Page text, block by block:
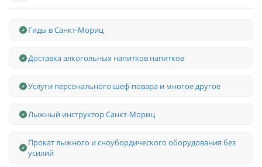
Гиды в Санкт-Мориц
Доставка алкогольных напитков напитков
Услуги персонального шеф-повара и многое другое
Лыжный инструктор Санкт-Мориц
Прокат лыжного и сноубордического оборудования без
усилий